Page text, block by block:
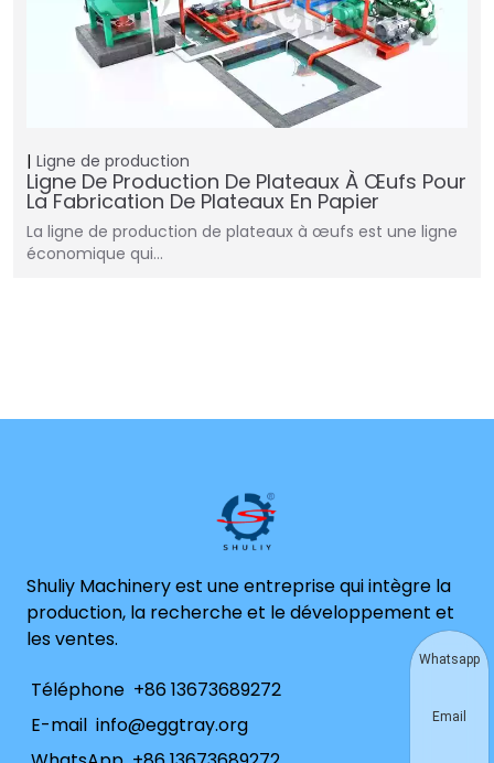
Ligne de production
Ligne De Production De Plateaux À Œufs Pour
La Fabrication De Plateaux En Papier
La ligne de production de plateaux à œufs est une ligne
économique qui…
Shuliy Machinery est une entreprise qui intègre la
production, la recherche et le développement et
les ventes.
Téléphone +86 13673689272
E-mail info@eggtray.org
Whatsapp
Email